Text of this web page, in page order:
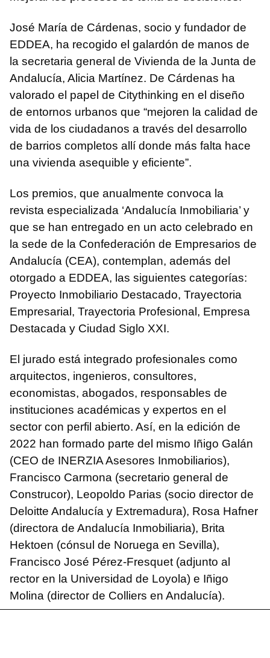
José María de Cárdenas, socio y fundador de
EDDEA, ha recogido el galardón de manos de
la secretaria general de Vivienda de la Junta de
Andalucía, Alicia Martínez. De Cárdenas ha
valorado el papel de Citythinking en el diseño
de entornos urbanos que “mejoren la calidad de
vida de los ciudadanos a través del desarrollo
de barrios completos allí donde más falta hace
una vivienda asequible y eficiente”.
Los premios, que anualmente convoca la
revista especializada ‘Andalucía Inmobiliaria’ y
que se han entregado en un acto celebrado en
la sede de la Confederación de Empresarios de
Andalucía (CEA), contemplan, además del
otorgado a EDDEA, las siguientes categorías:
Proyecto Inmobiliario Destacado, Trayectoria
Empresarial, Trayectoria Profesional, Empresa
Destacada y Ciudad Siglo XXI.
El jurado está integrado profesionales como
arquitectos, ingenieros, consultores,
economistas, abogados, responsables de
instituciones académicas y expertos en el
sector con perfil abierto. Así, en la edición de
2022 han formado parte del mismo Iñigo Galán
(CEO de INERZIA Asesores Inmobiliarios),
Francisco Carmona (secretario general de
Construcor), Leopoldo Parias (socio director de
Deloitte Andalucía y Extremadura), Rosa Hafner
(directora de Andalucía Inmobiliaria), Brita
Hektoen (cónsul de Noruega en Sevilla),
Francisco José Pérez-Fresquet (adjunto al
rector en la Universidad de Loyola) e Iñigo
Molina (director de Colliers en Andalucía).